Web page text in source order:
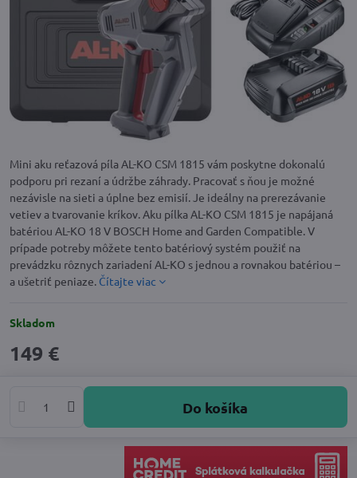
Mini aku reťazová píla AL-KO CSM 1815 vám poskytne dokonalú
podporu pri rezaní a údržbe záhrady. Pracovať s ňou je možné
nezávisle na sieti a úplne bez emisií. Je ideálny na prerezávanie
vetiev a tvarovanie kríkov. Aku pílka AL-KO CSM 1815 je napájaná
batériou AL-KO 18 V BOSCH Home and Garden Compatible. V
prípade potreby môžete tento batériový systém použiť na
prevádzku rôznych zariadení AL-KO s jednou a rovnakou batériou –
a ušetriť peniaze. Čítajte viac
Skladom
149 €
Do košíka